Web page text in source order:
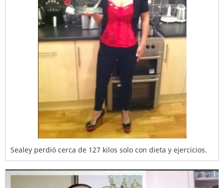
Sealey perdió cerca de 127 kilos solo con dieta y ejercicios.